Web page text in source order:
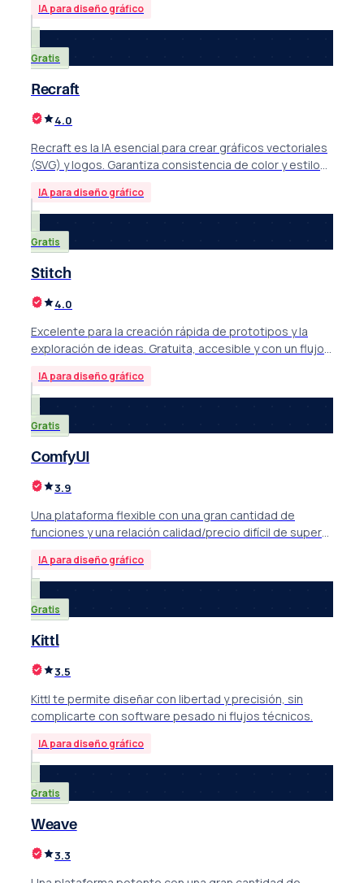
generación visual de calidad y asistida por inteligencia
artificial.
IA para diseño gráfico
Gratis
Recraft
4.0
Recraft es la IA esencial para crear gráficos vectoriales
(SVG) y logos. Garantiza consistencia de color y estilo
IA para diseño gráfico
Gratis
Stitch
4.0
Excelente para la creación rápida de prototipos y la
exploración de ideas. Gratuita, accesible y con un flujo
fino, la tendencia a resultados genéricos y la interfaz
parcialmente en inglés.
IA para diseño gráfico
Gratis
ComfyUI
3.9
Una plataforma flexible con una gran cantidad de
funciones y una relación calidad/precio difícil de superar
IA para diseño gráfico
Gratis
Kittl
3.5
Kittl te permite diseñar con libertad y precisión, sin
complicarte con software pesado ni flujos técnicos.
IA para diseño gráfico
Gratis
Weave
3.3